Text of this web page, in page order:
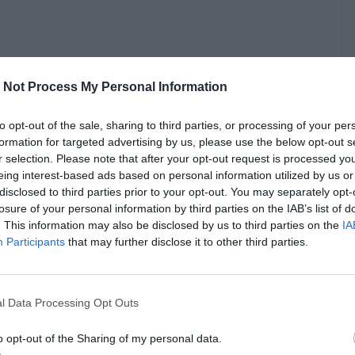
Not Process My Personal Information
opt-out of the sale, sharing to third parties, or processing of your
for targeted advertising by us, please use the below opt-out
selection. Please note that after your opt-out request is processed
interest-based ads based on personal information utilized by us
to third parties prior to your opt-out. You may separately
of your personal information by third parties on the IAB’s list of
This information may also be disclosed by us to third parties on the
Participants that may further disclose it to other third parties.
Data Processing Opt Outs
opt-out of the Sharing of my personal data.
lett, míg a nyugdíjas infláció valamivel magasabb értéket,
zsebében!
hatást gyakorol: minél kisebb az adott idő alatt
feletti hozamot) lehet elérni egy adott nominális